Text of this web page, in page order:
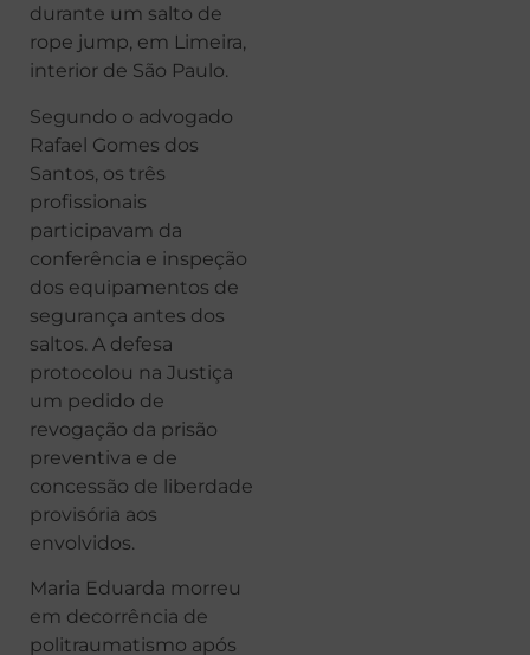
durante um salto de
rope jump, em Limeira,
interior de São Paulo.
Segundo o advogado
Rafael Gomes dos
Santos, os três
profissionais
participavam da
conferência e inspeção
dos equipamentos de
segurança antes dos
saltos. A defesa
protocolou na Justiça
um pedido de
revogação da prisão
preventiva e de
concessão de liberdade
provisória aos
envolvidos.
Maria Eduarda morreu
em decorrência de
politraumatismo após